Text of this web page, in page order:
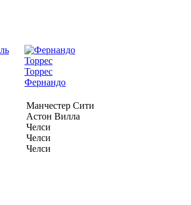
Торрес
Фернандо
Манчестер Сити
Астон Вилла
Челси
Челси
Челси